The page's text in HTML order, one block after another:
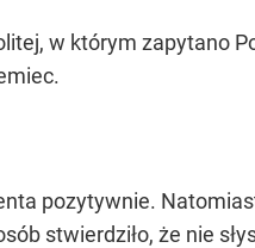
w którym zapytano
pozytywnie.
stwierdziło, że nie